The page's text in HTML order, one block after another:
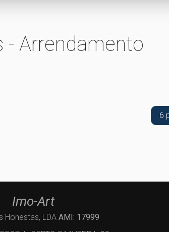
- Arrendamento
6
Imo-Art
Honestas, LDA AMI: 17999